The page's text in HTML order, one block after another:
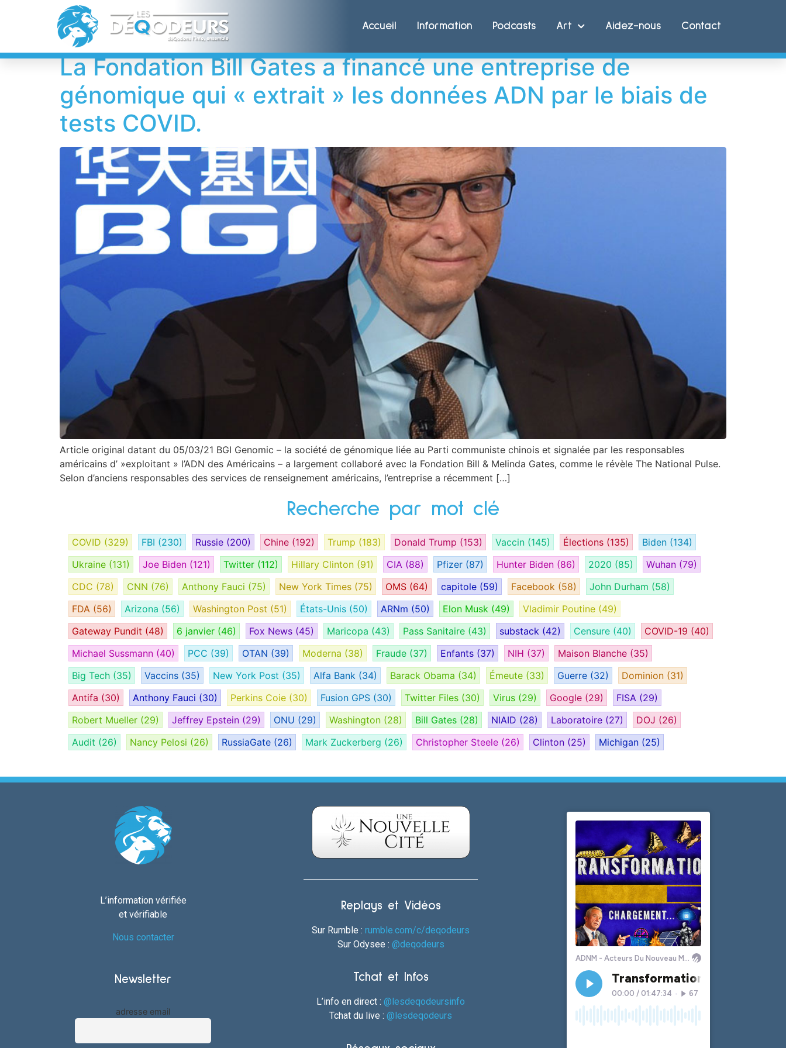
Accueil Information Podcasts Art Aidez-nous Contact
Étiquette :Wang Jun
La Fondation Bill Gates a financé une entreprise de
génomique qui « extrait » les données ADN par le biais de
tests COVID.
Article original datant du 05/03/21 BGI Genomic – la société de génomique liée au Parti communiste chinois et signalée par les responsables
américains d’ »exploitant » l’ADN des Américains – a largement collaboré avec la Fondation Bill & Melinda Gates, comme le révèle The National Pulse.
Selon d’anciens responsables des services de renseignement américains, l’entreprise a récemment […]
Recherche par mot clé
COVID (329) FBI (230) Russie (200) Chine (192) Trump (183) Donald Trump (153) Vaccin (145) Élections (135) Biden (134)
Ukraine (131) Joe Biden (121) Twitter (112) Hillary Clinton (91) CIA (88) Pfizer (87) Hunter Biden (86) 2020 (85) Wuhan (79)
CDC (78) CNN (76) Anthony Fauci (75) New York Times (75) OMS (64) capitole (59) Facebook (58) John Durham (58)
FDA (56) Arizona (56) Washington Post (51) États-Unis (50) ARNm (50) Elon Musk (49) Vladimir Poutine (49)
Gateway Pundit (48) 6 janvier (46) Fox News (45) Maricopa (43) Pass Sanitaire (43) substack (42) Censure (40) COVID-19 (40)
Michael Sussmann (40) PCC (39) OTAN (39) Moderna (38) Fraude (37) Enfants (37) NIH (37) Maison Blanche (35)
Big Tech (35) Vaccins (35) New York Post (35) Alfa Bank (34) Barack Obama (34) Émeute (33) Guerre (32) Dominion (31)
Antifa (30) Anthony Fauci (30) Perkins Coie (30) Fusion GPS (30) Twitter Files (30) Virus (29) Google (29) FISA (29)
Robert Mueller (29) Jeffrey Epstein (29) ONU (29) Washington (28) Bill Gates (28) NIAID (28) Laboratoire (27) DOJ (26)
Audit (26) Nancy Pelosi (26) RussiaGate (26) Mark Zuckerberg (26) Christopher Steele (26) Clinton (25) Michigan (25)
L’information vérifiée
et vérifiable
Nous contacter
Newsletter
adresse email
Replays et Vidéos
Sur Rumble :rumble.com/c/deqodeurs
Sur Odysee : @deqodeurs
Tchat et Infos
L’info en direct :@lesdeqodeursinfo
Tchat du live :@lesdeqodeurs